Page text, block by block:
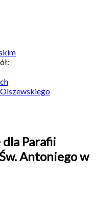
Parafii
Antoniego w